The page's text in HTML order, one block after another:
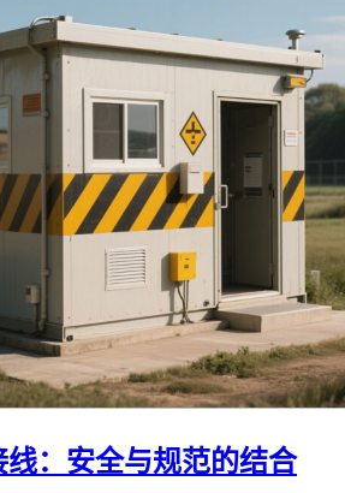
线：安全与规范的结合